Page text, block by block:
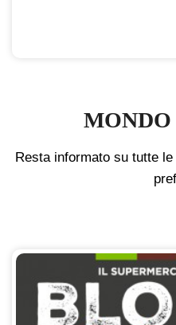
Resta informato su tutte